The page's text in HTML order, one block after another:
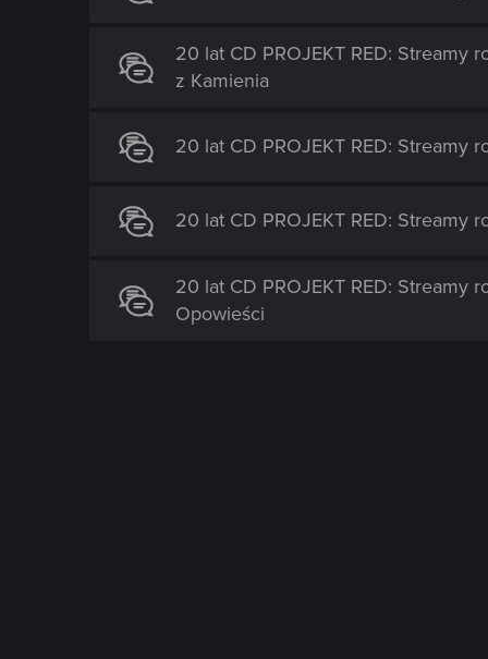
20 lat CD PROJEKT RED: Streamy
z Kamienia
20 lat CD PROJEKT RED: Streamy
20 lat CD PROJEKT RED:
20 lat CD PROJEKT RED: Streamy
Opowieści